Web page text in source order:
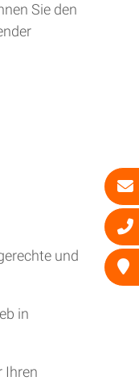
Sie den
und
in
Ihren